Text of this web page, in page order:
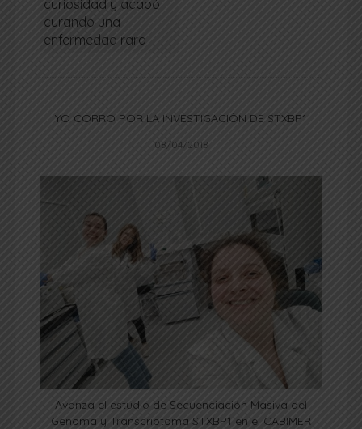
curiosidad y acabó
curando una
enfermedad rara
YO CORRO POR LA INVESTIGACIÓN DE STXBP1
08/04/2018
Avanza el estudio de Secuenciación Masiva del
Genoma y Transcriptoma STXBP1 en el CABIMER